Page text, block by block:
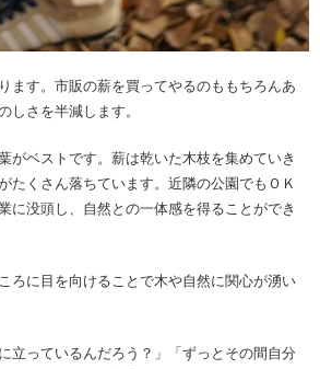
ます。市販の薪を買ってやるのももちろんあ
しさを半減します。
がベストです。薪は乾いた木枝を集めていき
たくさん落ちています。近隣の公園でもＯＫ
に没頭し、自然との一体感を得ることができ
ろに目を向けることで木や自然に関心が湧い
立っているんだろう？」「ずっとその間自分